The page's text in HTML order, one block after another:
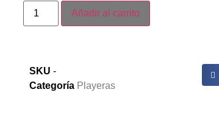
Añadir al carrito
SKU -
Categoría Playeras